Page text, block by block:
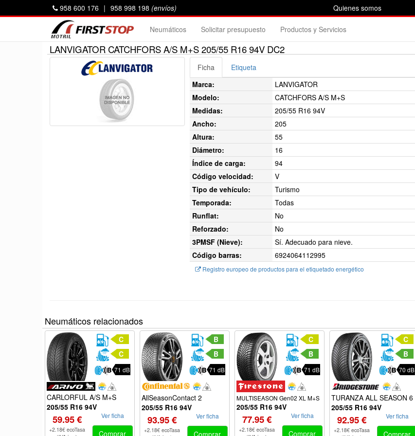
Quienes somos
958 600 176 | 958 998 198 (envíos)
Neumáticos Solicitar presupuesto Productos y Servicios
LANVIGATOR CATCHFORS A/S M+S 205/55 R16 94V DC2
Ficha
Etiqueta
Marca:
LANVIGATOR
Modelo:
CATCHFORS A/S M+S
Medidas:
205/55 R16 94V
Ancho:
205
Altura:
55
Diámetro:
16
Índice de carga:
94
Código velocidad:
V
Tipo de vehículo:
Turismo
Temporada:
Todas
Runflat:
No
Reforzado:
No
3PMSF (Nieve):
Sí. Adecuado para nieve.
Código barras:
6924064112995
Registro europeo de productos para el etiquetado energético
Neumáticos relacionados
C
C
71 dB
CARLORFUL A/S M+S
205/55 R16 94V
59.95 €
+2.18€ ecoTasa
Ver ficha
Comprar
B
B
71 dB
AllSeasonContact 2
205/55 R16 94V
93.95 €
+2.18€ ecoTasa
Ver ficha
C
B
71 dB
MULTISEASON Gen02 XL M+S
205/55 R16 94V
77.95 €
+2.18€ ecoTasa
Ver ficha
Comprar
C
B
70 dB
TURANZA ALL SEASON 6
205/55 R16 94V
92.95 €
+2.18€ ecoTasa
Ver ficha
Comprar